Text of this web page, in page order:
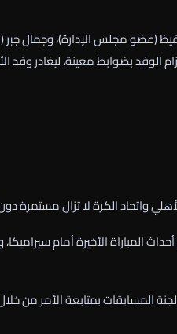
(عضو مجلس الإدارة)، وجمال جبر
الوفد بضوابط معينة، ليغادر
واتحاد الكرة لا تزال مستمرة
المباراة الأخيرة أمام
المسابقات بمتابعة الأمر من